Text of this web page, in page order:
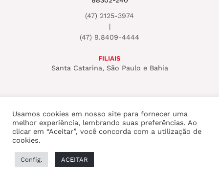
(47) 2125-3974
|
(47) 9.8409-4444
FILIAIS
Santa Catarina, São Paulo e Bahia
Copyright © 2026 ROCKSET PRODUTORA
Usamos cookies em nosso site para fornecer uma
melhor experiência, lembrando suas preferências. Ao
clicar em “Aceitar”, você concorda com a utilização de
cookies.
Config. ACEITAR